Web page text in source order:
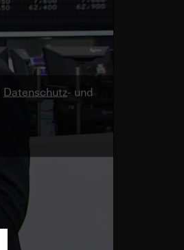
Datenschutz- und